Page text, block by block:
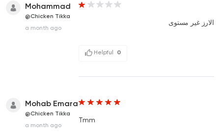
Mohammad
@Chicken Tikka
a month ago
الارز غير مستوى
Helpful 0
Mohab Emara
@Chicken Tikka
a month ago
Tmm